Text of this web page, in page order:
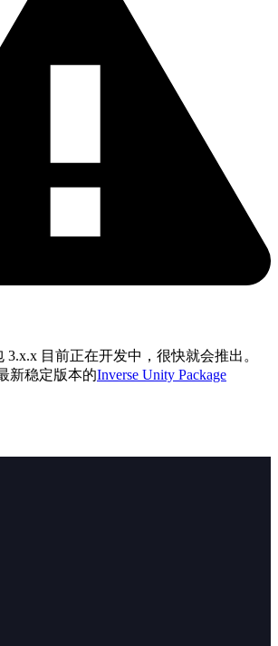
3.x.x 目前正在开发中，很快就会推出。
新稳定版本的Inverse Unity Package